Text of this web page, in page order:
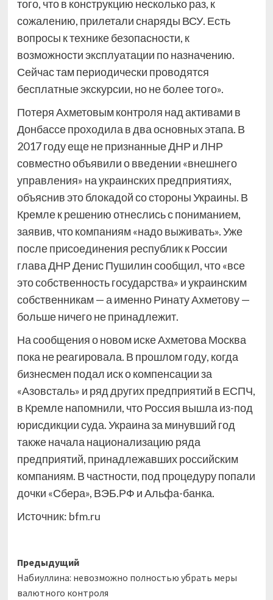
того, что в конструкцию несколько раз, к
сожалению, прилетали снаряды ВСУ. Есть
вопросы к технике безопасности, к
возможности эксплуатации по назначению.
Сейчас там периодически проводятся
бесплатные экскурсии, но не более того».
Потеря Ахметовым контроля над активами в
Донбассе проходила в два основных этапа. В
2017 году еще не признанные ДНР и ЛНР
совместно объявили о введении «внешнего
управления» на украинских предприятиях,
объяснив это блокадой со стороны Украины. В
Кремле к решению отнеслись с пониманием,
заявив, что компаниям «надо выживать». Уже
после присоединения республик к России
глава ДНР Денис Пушилин сообщил, что «все
это собственность государства» и украинским
собственникам — а именно Ринату Ахметову —
больше ничего не принадлежит.
На сообщения о новом иске Ахметова Москва
пока не реагировала. В прошлом году, когда
бизнесмен подал иск о компенсации за
«Азовсталь» и ряд других предприятий в ЕСПЧ,
в Кремле напомнили, что Россия вышла из-под
юрисдикции суда. Украина за минувший год
также начала национализацию ряда
предприятий, принадлежавших российским
компаниям. В частности, под процедуру попали
дочки «Сбера», ВЭБ.РФ и Альфа-банка.
Источник: bfm.ru
Навигация
записи
Предыдущий
Набиуллина: невозможно полностью убрать меры
валютного контроля